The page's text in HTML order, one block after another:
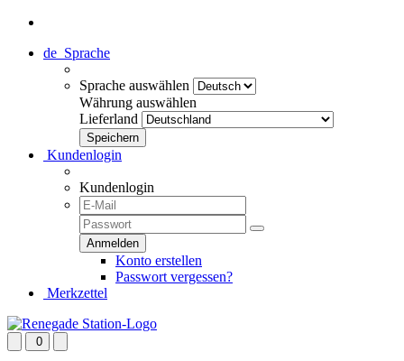
de Sprache
Sprache auswählen
Währung auswählen
Lieferland
Kundenlogin
Kundenlogin
Konto erstellen
Passwort vergessen?
Merkzettel
0